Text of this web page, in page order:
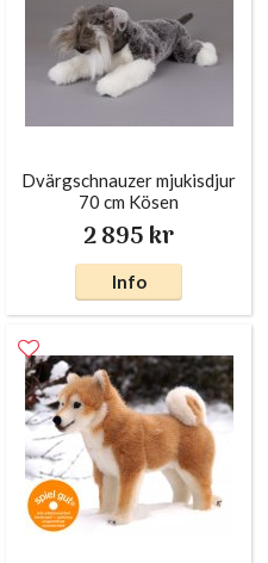
Dvärgschnauzer mjukisdjur
70 cm Kösen
2 895 kr
Info